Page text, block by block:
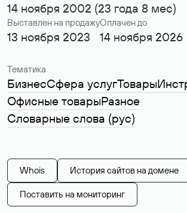
14 ноября 2002 (23 года 8 мес)
Выставлен на продажу
13 ноября 2023
Оплачен до
14 ноября 2026
Тематика
БизнесСфера услугТовары
Офисные товарыРазное
Словарные слова (рус)
Whois История сайтов на домене
Поставить на мониторинг